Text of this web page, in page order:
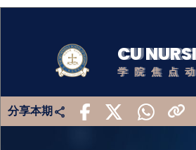
CU
学院焦点
分享本期